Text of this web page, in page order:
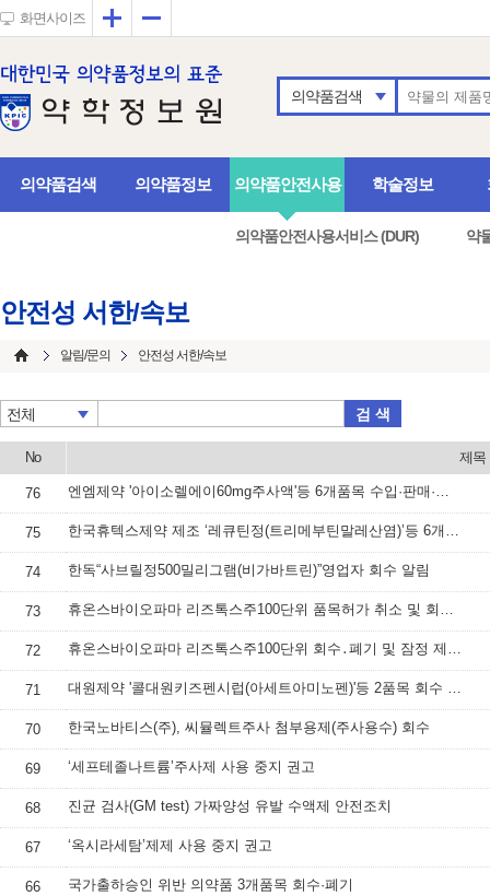
화면사이즈 확대
의약품검색
의약품검색 의약품정보 의약품안전사용
의약품안전사용서비스 (DUR) 약
학술정보
안전성 서한/속보
알림/문의 안전성 서한/속보
전체 검 색
No 제목
76 엔엠제약 '아이소렐에이60mg주사액'등 6개품목 수입·판매·사용 중지
75 한국휴텍스제약 제조 ‘레큐틴정(트리메부틴말레산염)’등 6개 품목 잠정 제조·판매·사용 중지
74 한독“사브릴정500밀리그램(비가바트린)”영업자 회수 알림
73 휴온스바이오파마 리즈톡스주100단위 품목허가 취소 및 회수 폐기 조치
72 휴온스바이오파마 리즈톡스주100단위 회수․폐기 및 잠정 제조·판매·사용 중지
71 대원제약 '콜대원키즈펜시럽(아세트아미노펜)'등 2품목 회수 권고 및 사용 시 주의 요청
70 한국노바티스(주), 씨뮬렉트주사 첨부용제(주사용수) 회수
69 ‘세프테졸나트륨’주사제 사용 중지 권고
68 진균 검사(GM test) 가짜양성 유발 수액제 안전조치
67 ‘옥시라세탐’제제 사용 중지 권고
66 국가출하승인 위반 의약품 3개품목 회수·폐기